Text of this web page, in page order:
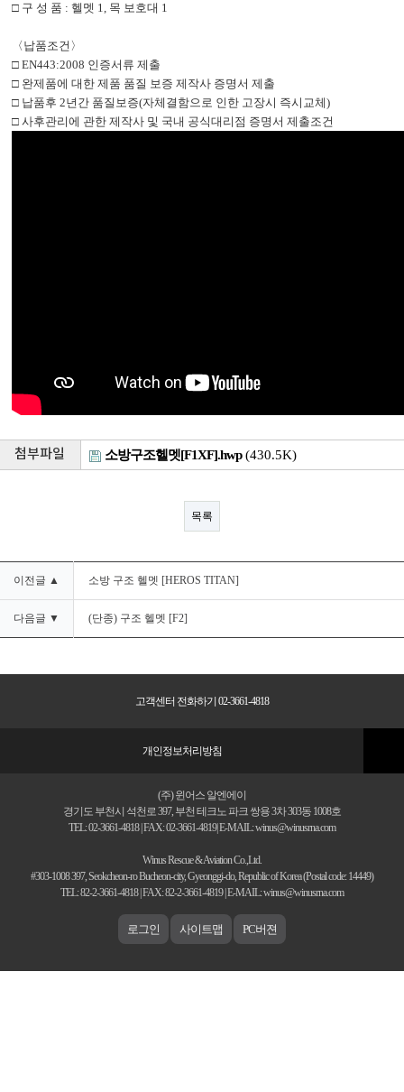
□ 구 성 품 :헬멧 1, 목 보호대 1
〈 납품조건 〉
□EN443:2008 인증서류 제출
□ 완제품에 대한 제품 품질 보증 제작사 증명서 제출
□ 납품후2년간 품질보증(자체결함으로 인한 고장시 즉시교체)
□사후관리에 관한 제작사 및 국내 공식대리점 증명서 제출조건
첨부파일 소방구조헬멧[F1XF].hwp(430.5K)
목록
이전글 ▲ 소방 구조 헬멧 [HEROS TITAN]
다음글 ▼ (단종) 구조 헬멧 [F2]
고객센터 전화하기 02-3661-4818
개인정보처리방침
(주) 윈어스 알엔에이
경기도 부천시 석천로 397, 부천 테크노 파크 쌍용 3차 303동 1008호
TEL: 02-3661-4818 | FAX: 02-3661-4819| E-MAIL: winus@winusrna.com
Winus Rescue & Aviation Co.,Ltd.
#303-1008 397, Seokcheon-ro Bucheon-city, Gyeonggi-do, Republic of Korea (Postal code: 14449)
TEL: 82-2-3661-4818 | FAX: 82-2-3661-4819 | E-MAIL: winus@winusrna.com
로그인 사이트맵 PC버젼